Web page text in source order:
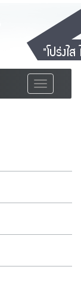
Toggle
navigation